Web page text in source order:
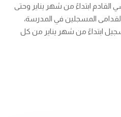
القادم ابتداءً من شهر يناير وحتى
المسجلين في المدرسة،
ابتداءً من شهر يناير من كل